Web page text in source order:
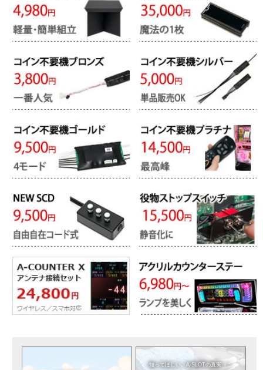
知ってほしい。A-SLOTの真実（こ